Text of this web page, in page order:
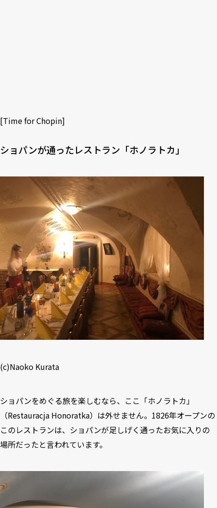
[Time for Chopin]
ショパンが通ったレストラン「ホノラトカ」
(c)Naoko Kurata
ショパンをめぐる旅を楽しむなら、ここ「ホノラトカ」
（Restauracja Honoratka）は外せません。1826年オープンの
このレストランは、ショパンが足しげく通ったお気に入りの
場所だったと言われています。